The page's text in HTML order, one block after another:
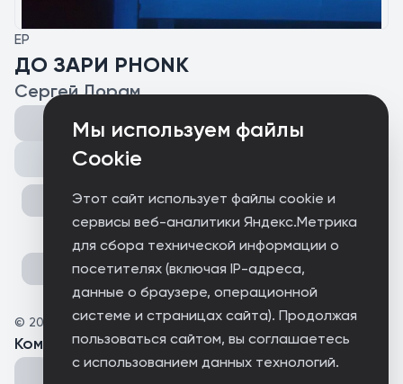
Мы используем файлы
Cookie
Этот сайт использует файлы cookie и
сервисы веб-аналитики Яндекс.Метрика
для сбора технической информации о
посетителях (включая IP-адреса,
данные о браузере, операционной
системе и страницах сайта). Продолжая
пользоваться сайтом, вы соглашаетесь
с использованием данных технологий.
EP
ДО ЗАРИ PHONK
Сергей Лорам
© 2025 antiTeit
Комментарии(0 )